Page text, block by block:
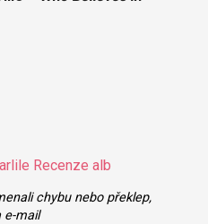
Recenze alb
chybu nebo překlep,
e-mail